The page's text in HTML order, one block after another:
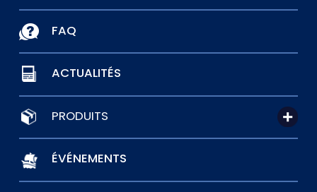
FAQ
ACTUALITÉS
PRODUITS
ÉVÉNEMENTS